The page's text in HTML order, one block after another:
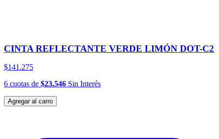
CINTA REFLECTANTE VERDE LIMÓN DOT-C2
$141.275
6 cuotas de $23.546 Sin Interés
Agregar al carro